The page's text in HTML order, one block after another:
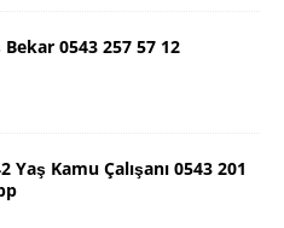
0543 257 57 12
Yaş Kamu Çalışanı 0543 201